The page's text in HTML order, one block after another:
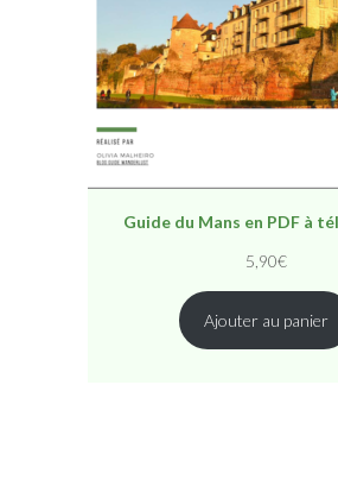
Guide du Mans en PDF à
5,90€
Ajouter au panier